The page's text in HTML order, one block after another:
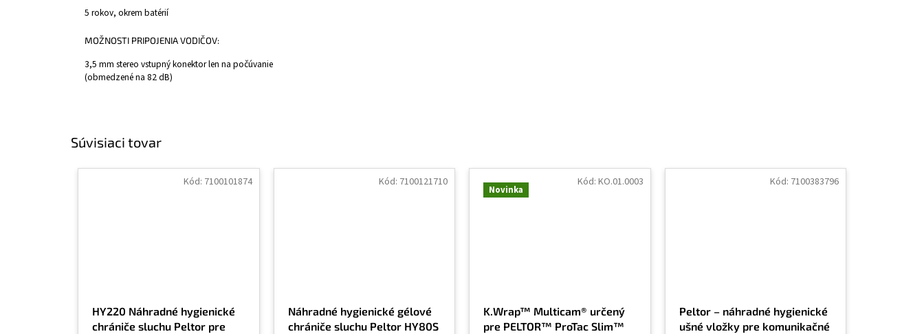
Súvisiaci tovar
HY220 Náhradné hygienické
chrániče sluchu Peltor pre
Kód: 7100101874
Náhradné hygienické gélové
chrániče sluchu Peltor HY80S
Kód: 7100121710
Novinka
K.Wrap™ Multicam® určený
pre PELTOR™ ProTac Slim™
Kód: KO.01.0003
Peltor – náhradné hygienické
ušné vložky pre komunikačné
Kód: 7100383796
5 rokov, okrem batérií
MOŽNOSTI PRIPOJENIA VODIČOV:
3,5 mm stereo vstupný konektor len na počúvanie
(obmedzené na 82 dB)